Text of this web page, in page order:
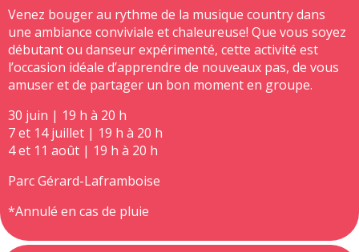
Venez bouger au rythme de la musique country dans
une ambiance conviviale et chaleureuse! Que vous soyez
débutant ou danseur expérimenté, cette activité est
l’occasion idéale d’apprendre de nouveaux pas, de vous
amuser et de partager un bon moment en groupe.
30 juin | 19 h à 20 h
7 et 14 juillet | 19 h à 20 h
4 et 11 août | 19 h à 20 h
Parc Gérard-Laframboise
*Annulé en cas de pluie